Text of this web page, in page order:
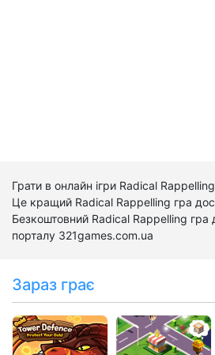
Грати в онлайн ігри Radical
Це кращий Radical Rappelling гра
Безкоштовний Radical Rappelling гра
порталу 321games.com.ua
Зараз грає